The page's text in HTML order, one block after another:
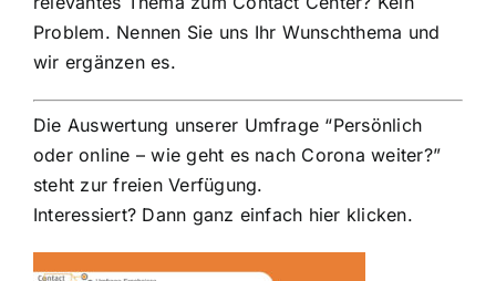
Problem. Nennen Sie uns Ihr Wunschthema und
wir ergänzen es.
Die Auswertung unserer Umfrage “Persönlich
oder online – wie geht es nach Corona weiter?”
steht zur freien Verfügung.
Interessiert? Dann ganz einfach hier klicken.